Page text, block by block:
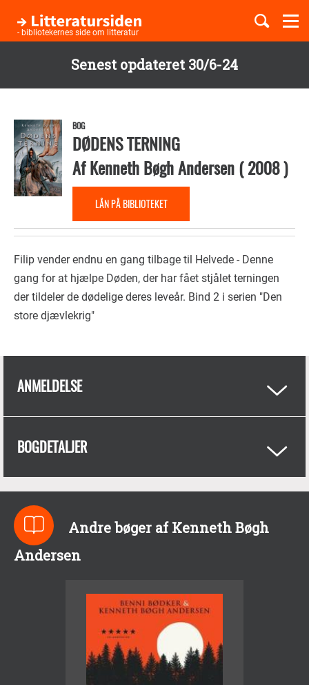
Senest opdateret 30/6-24
hovedindhold
- bibliotekernes side om litteratur
Børnebøger
Temaer
BOG
DØDENS TERNING
AfKenneth Bøgh Andersen(2008)
LÅN PÅ BIBLIOTEKET
Filip vender endnu en gang tilbage til Helvede - Denne
gang for at hjælpe Døden, der har fået stjålet terningen
der tildeler de dødelige deres leveår. Bind 2 i serien "Den
store djævlekrig"
ANMELDELSE
BOGDETALJER
Andre bøger af Kenneth Bøgh
Andersen